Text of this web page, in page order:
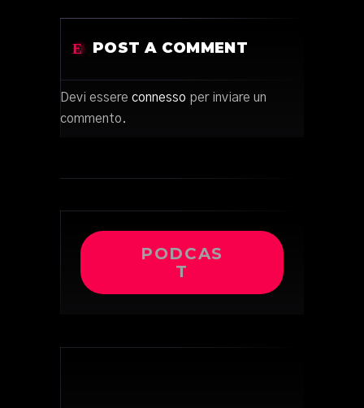
POST A COMMENT
Devi essere connesso per inviare un
commento.
PODCAS
T